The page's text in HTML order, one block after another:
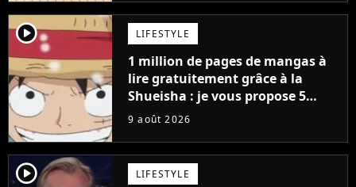
player2 LIFESTYLE
1 million de pages de mangas à
lire gratuitement grâce à la
Shueisha : je vous propose 5
mangas jamais sortis en France
9 août 2026
player2 LIFESTYLE